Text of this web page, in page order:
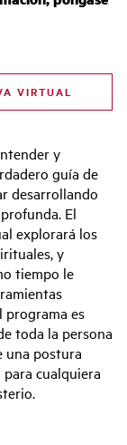
VIRTUAL
y
guía de
desarrollando
El
explorará los
y
tiempo le
programa es
toda la persona
una postura
cualquiera